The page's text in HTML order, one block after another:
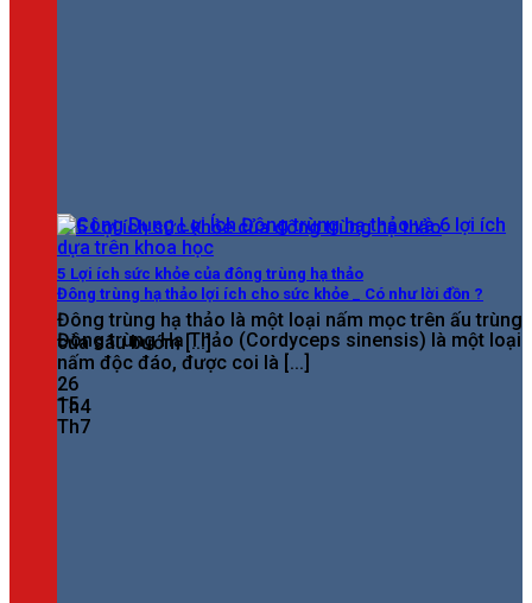
Đông trùng hạ thảo lợi ích cho sức khỏe _ Có như lời đồn ?
Đông trùng Hạ Thảo (Cordyceps sinensis) là một loại
nấm độc đáo, được coi là [...]
15
Th7
5 Lợi ích sức khỏe của đông trùng hạ thảo
Đông trùng hạ thảo là một loại nấm mọc trên ấu trùng
của sâu bướm [...]
26
Th4